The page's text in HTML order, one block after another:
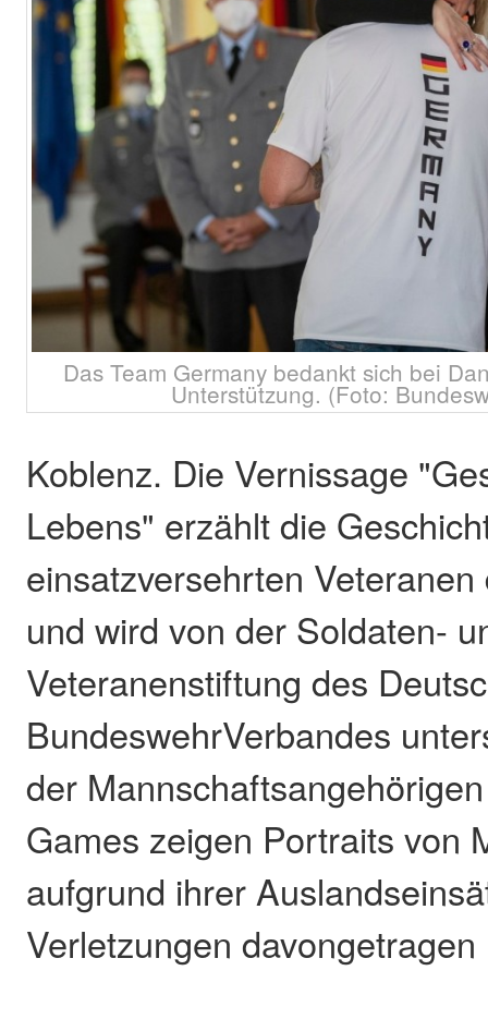
Das Team Germany bedankt sich bei
Unterstützung. (Foto:
Koblenz. Die Vernissage
Lebens" erzählt die
einsatzversehrten
und wird von der Soldaten-
Veteranenstiftung des
BundeswehrVerbandes
der
Games zeigen Portraits von
aufgrund ihrer
Verletzungen